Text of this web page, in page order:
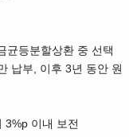
등분할상환 중 선택
납부, 이후 3년 동안 원
이내 보전